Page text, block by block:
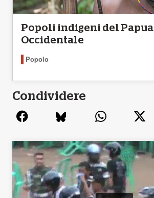
Popoli indigeni del Papua
Occidentale
Popolo
Condividere